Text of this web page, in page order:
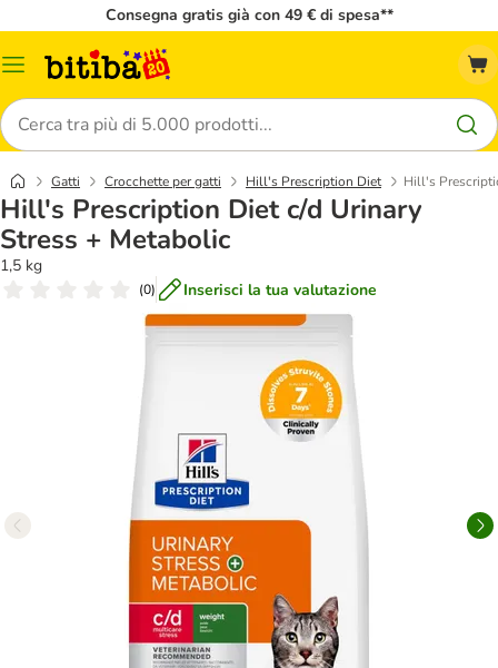
Consegna gratis già con 49 € di spesa**
Overview
Cerca
Gatti Crocchette per gatti Hill's Prescription Diet Hill's
Hill's Prescription Diet c/d Urinary
Stress + Metabolic
1,5 kg
(0) Inserisci la tua valutazione